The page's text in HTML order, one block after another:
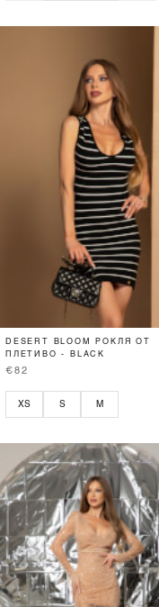
DESERT BLOOM РОКЛЯ ОТ
ПЛЕТИВО - BLACK
€82
XS S M